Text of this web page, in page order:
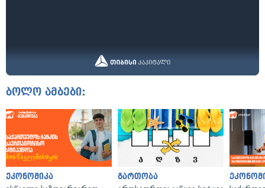
ბოლო ამბები:
ეკონომიკა გართობა